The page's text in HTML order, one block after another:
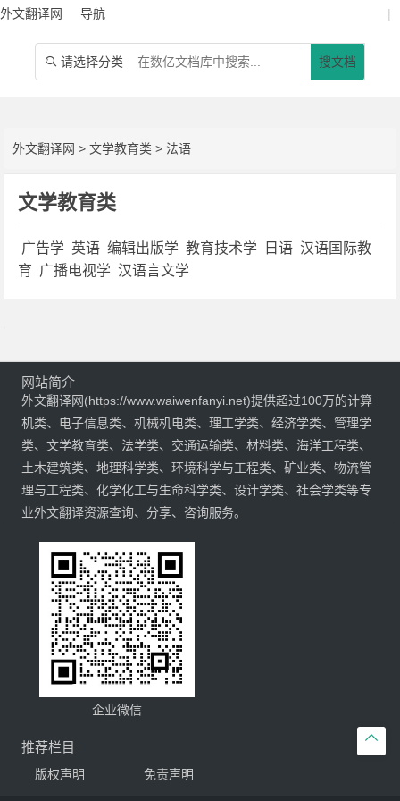
外文翻译网 导航 |
 请选择分类 搜文档
外文翻译网 >文学教育类 > 法语
文学教育类
广告学 英语 编辑出版学 教育技术学 日语 汉语国际教
育 广播电视学 汉语言文学

网站简介
外文翻译网(https://www.waiwenfanyi.net)提供超过100万的计算
机类、电子信息类、机械机电类、理工学类、经济学类、管理学
类、文学教育类、法学类、交通运输类、材料类、海洋工程类、
土木建筑类、地理科学类、环境科学与工程类、矿业类、物流管
理与工程类、化学化工与生命科学类、设计学类、社会学类等专
业外文翻译资源查询、分享、咨询服务。
企业微信
推荐栏目
版权声明 免责声明